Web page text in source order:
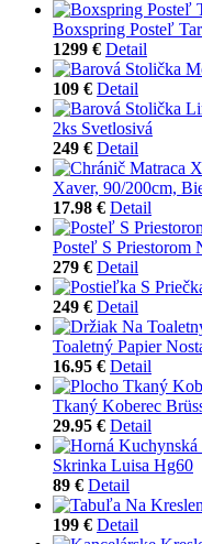
Boxspring Posteľ
1299 € Detail
109 € Detail
2ks Svetlosivá
249 € Detail
Xaver, 90/200cm,
17.98 € Detail
Posteľ S Priestorom
279 € Detail
249 € Detail
Toaletný Papier
16.95 € Detail
Tkaný Koberec
29.95 € Detail
Skrinka Luisa Hg60
89 € Detail
199 € Detail